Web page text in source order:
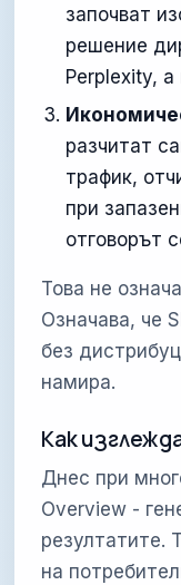
започват
решение
Perplexity, а
разчитат
трафик,
при
отговорът
Това не
Означава, че
без
намира.
Как
Днес при
Overview -
резултатите.
на